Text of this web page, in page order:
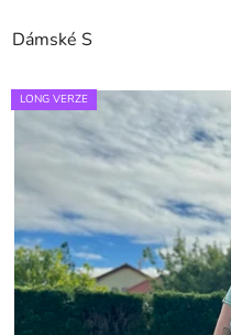
Dámské S
LONG VERZE